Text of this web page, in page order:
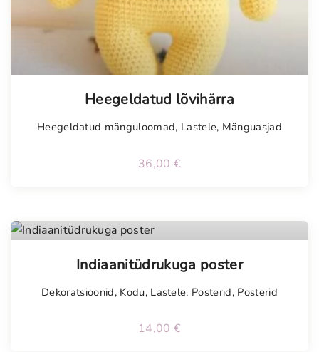
Heegeldatud lõvihärra
Heegeldatud mänguloomad, Lastele, Mänguasjad
36,00 €
Indiaanitüdrukuga poster
Dekoratsioonid, Kodu, Lastele, Posterid, Posterid
14,00 €